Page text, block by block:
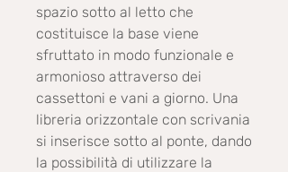
spazio sotto al letto che
costituisce la base viene
sfruttato in modo funzionale e
armonioso attraverso dei
cassettoni e vani a giorno. Una
libreria orizzontale con scrivania
si inserisce sotto al ponte, dando
la possibilità di utilizzare la